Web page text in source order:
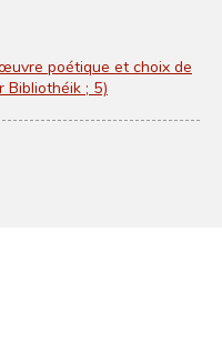
poétique et choix de
Bibliothéik ; 5)